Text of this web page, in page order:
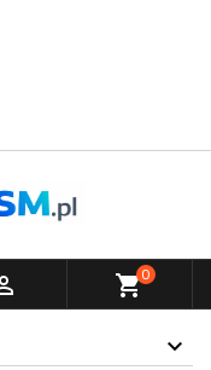
shopping_cart0